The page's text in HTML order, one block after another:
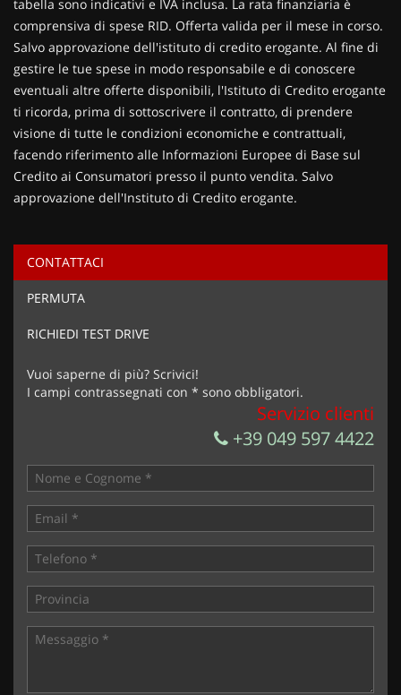
Ho letto e accettol'informativa privacy*
Acconsento al trattamento dei miei dati per finalità di
Invia la tua richiesta
tabella sono indicativi e IVA inclusa. La rata finanziaria è
comprensiva di spese RID. Offerta valida per il mese in corso.
Salvo approvazione dell'istituto di credito erogante. Al fine di
gestire le tue spese in modo responsabile e di conoscere
eventuali altre offerte disponibili, l'Istituto di Credito erogante
ti ricorda, prima di sottoscrivere il contratto, di prendere
visione di tutte le condizioni economiche e contrattuali,
facendo riferimento alle Informazioni Europee di Base sul
Credito ai Consumatori presso il punto vendita. Salvo
approvazione dell'Instituto di Credito erogante.
CONTATTACI
PERMUTA
RICHIEDI TEST DRIVE
Vuoi saperne di più? Scrivici!
I campi contrassegnati con * sono obbligatori.
Servizio clienti
+39 049 597 4422